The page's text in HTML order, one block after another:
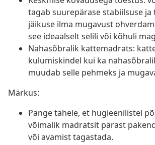
tagab suurepärase stabiilsuse ja
jäikuse ilma mugavust
see ideaalselt selili või kõhuli
Nahasõbralik kattemadrats:
kulumiskindel kui ka
muudab selle pehmeks ja
Märkus:
Pange tähele, et hügieenilistel
võimalik madratsit pärast
või avamist tagastada.